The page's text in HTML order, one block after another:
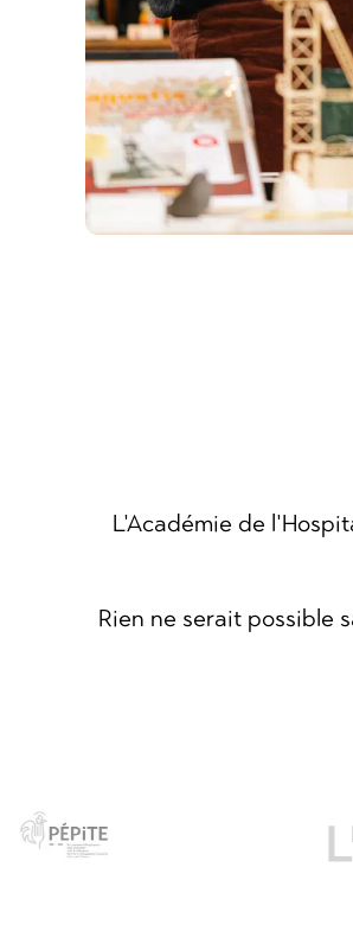
L'Académie de
Rien ne serait possible